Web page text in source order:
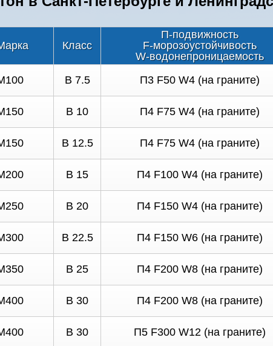
Класс
П-подвижность
F-морозоустойчивость
W-водонепроницаемость
В 7.5 П3 F50 W4 (на граните)
В 10 П4 F75 W4 (на граните)
В 12.5 П4 F75 W4 (на граните)
В 15 П4 F100 W4 (на граните)
В 20 П4 F150 W4 (на граните)
В 22.5 П4 F150 W6 (на граните)
В 25 П4 F200 W8 (на граните)
В 30 П4 F200 W8 (на граните)
В 30 П5 F300 W12 (на граните)